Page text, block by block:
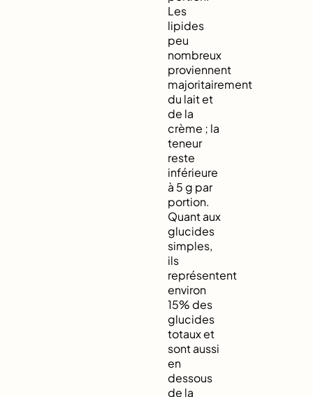
Les
lipides
peu
nombreux
proviennent
majoritairement
du lait et
de la
crème ; la
teneur
reste
inférieure
à 5 g par
portion.
Quant aux
glucides
simples,
ils
représentent
environ
15% des
glucides
totaux et
sont aussi
en
dessous
de la